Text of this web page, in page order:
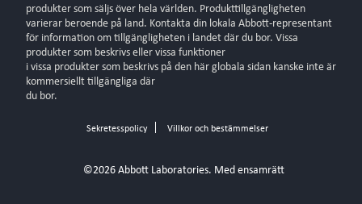
produkter som säljs över hela världen. Produkttillgängligheten
varierar beroende på land. Kontakta din lokala Abbott-representant
för information om tillgängligheten i landet där du bor. Vissa
produkter som beskrivs eller vissa funktioner
i vissa produkter som beskrivs på den här globala sidan kanske inte är
kommersiellt tillgängliga där
du bor.
Sekretesspolicy Villkor och bestämmelser
©2026 Abbott Laboratories. Med ensamrätt